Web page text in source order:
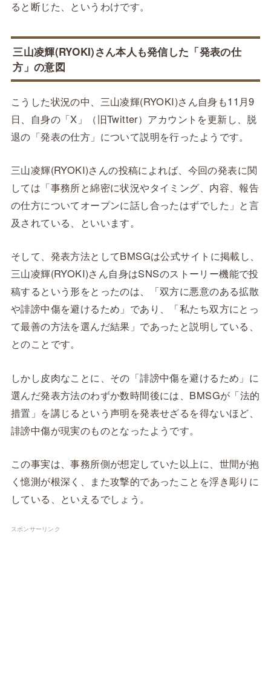
ると断じた、というわけです。
三山凌輝(RYOKI)さん本人も発信した「発表の仕
方」の意図
こうした状況の中、三山凌輝(RYOKI)さん自身も11月9
日、自身の「X」（旧Twitter）アカウントを更新し、脱
退の「発表の仕方」について説明を行ったようです。
三山凌輝(RYOKI)さんの投稿によれば、今回の発表に関
しては「事務所と綿密に状況やタイミング、内容、報告
の仕方についてオープンに話し合ったはずでした」と言
及されている、といいます。
そして、発表方法としてBMSGは公式サイトに掲載し、
三山凌輝(RYOKI)さん自身はSNSのストーリー機能で投
稿するという形をとったのは、「双方に悪意のある拡散
や誹謗中傷を避けるため」であり、「私たち双方にとっ
て最善の方法を選んだ結果」であったと説明している、
とのことです。
しかし皮肉なことに、その「誹謗中傷を避けるため」に
選んだ発表方法のわずか数時間後には、BMSGが「法的
措置」を講じるという声明を発表せざるを得ないほど、
誹謗中傷が現実のものとなったようです。
この事実は、事務所側が想定していた以上に、世間が抱
く憶測が根深く、また攻撃的であったことを浮き彫りに
している、といえるでしょう。
スポンサーリンク